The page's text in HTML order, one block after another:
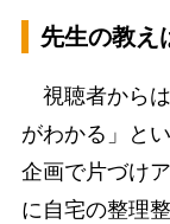
先生の教え
視聴者から
がわかる」と
企画で片づけ
に自宅の整理